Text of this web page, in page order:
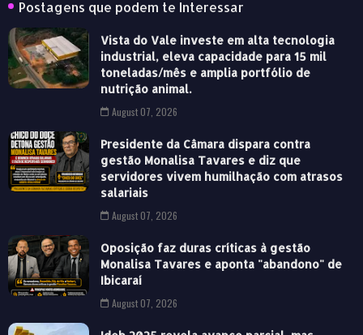
Postagens que podem te Interessar
Vista do Vale investe em alta tecnologia
industrial, eleva capacidade para 15 mil
toneladas/mês e amplia portfólio de
nutrição animal.
August 07, 2026
Presidente da Câmara dispara contra
gestão Monalisa Tavares e diz que
servidores vivem humilhação com atrasos
salariais
August 07, 2026
Oposição faz duras críticas à gestão
Monalisa Tavares e aponta "abandono" de
Ibicaraí
August 07, 2026